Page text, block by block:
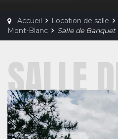
Accueil Location de salle
Mont-Blanc
Salle de Banquet
SALLE